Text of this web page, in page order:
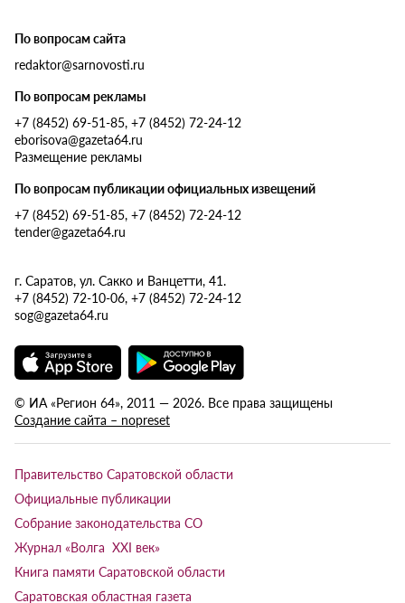
По вопросам сайта
redaktor@sarnovosti.ru
По вопросам рекламы
+7 (8452) 69-51-85, +7 (8452) 72-24-12
eborisova@gazeta64.ru
Размещение рекламы
По вопросам публикации официальных извещений
+7 (8452) 69-51-85, +7 (8452) 72-24-12
tender@gazeta64.ru
г. Саратов, ул. Сакко и Ванцетти, 41.
+7 (8452) 72-10-06, +7 (8452) 72-24-12
sog@gazeta64.ru
© ИА «Регион 64», 2011 — 2026. Все права защищены
Создание сайта – nopreset
Правительство Саратовской области
Официальные публикации
Собрание законодательства СО
Журнал «Волга XXI век»
Книга памяти Саратовской области
Саратовская областная газета